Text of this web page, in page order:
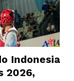
Indonesia
2026,